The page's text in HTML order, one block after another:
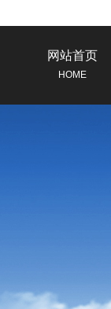
网站首页
HOME